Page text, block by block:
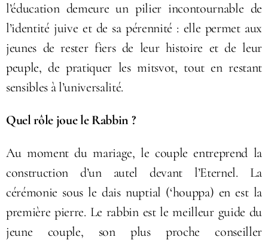
l’éducation demeure un pilier incontournable de
l’identité juive et de sa pérennité : elle permet aux
jeunes de rester fiers de leur histoire et de leur
peuple, de pratiquer les mitsvot, tout en restant
sensibles à l’universalité.
Quel rôle joue le Rabbin ?
Au moment du mariage, le couple entreprend la
construction d’un autel devant l’Eternel. La
cérémonie sous le dais nuptial (‘houppa) en est la
première pierre. Le rabbin est le meilleur guide du
jeune couple, son plus proche conseiller